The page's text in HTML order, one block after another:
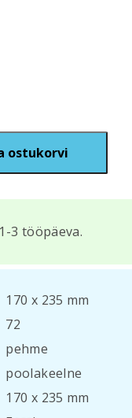
ostukorvi
3 tööpäeva.
170 х 235 mm
72
pehme
poolakeelne
170 х 235 mm